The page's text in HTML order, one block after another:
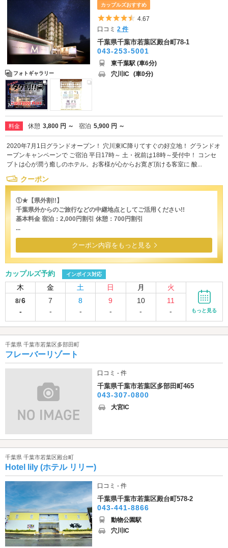
フォトギャラリー
カップルズおすすめ
5つ星のうち4.5
4.67
口コミ2 件
千葉県千葉市若葉区殿台町78-1
043-253-5001
東千葉駅 (車6分)
穴川IC (車0分)
料金 休憩 3,800 円 ～ 宿泊 5,900 円 ～
2020年7月1日グランドオープン！ 穴川東IC降りてすぐの好立地！ グランドオ
ープンキャンペーンで ご宿泊 平日17時～ 土・祝前は18時～受付中！ コンセ
プトは心が潤う癒しのホテル。お客様が心からお寛ぎ頂ける客室に 酸...
クーポン
①★【県外割!!】
千葉県外からのご旅行などの中継地点としてご活用ください!!
基本料金 宿泊：2,000円割引 休憩：700円割引
...
クーポン内容をもっと見る
カップルズ予約 インボイス対応
木 金 土 日 月 火
8/6
-
7
-
8
-
9
-
10
-
11
-
もっと見る
千葉県 千葉市若葉区多部田町
フレーバーリゾート
口コミ - 件
千葉県千葉市若葉区多部田町465
043-307-0800
大宮IC
千葉県 千葉市若葉区殿台町
Hotel lily (ホテル リリー)
口コミ - 件
千葉県千葉市若葉区殿台町578-2
043-441-8866
動物公園駅
穴川IC